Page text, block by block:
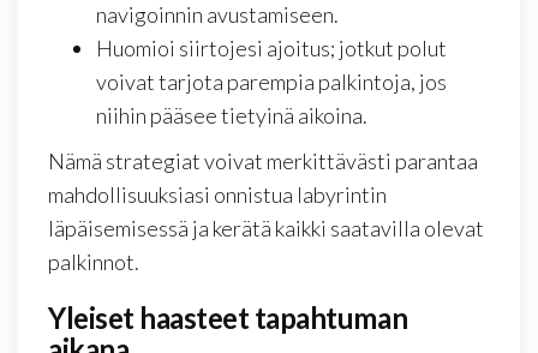
navigoinnin avustamiseen.
Huomioi siirtojesi ajoitus; jotkut polut
voivat tarjota parempia palkintoja, jos
niihin pääsee tietyinä aikoina.
Nämä strategiat voivat merkittävästi parantaa
mahdollisuuksiasi onnistua labyrintin
läpäisemisessä ja kerätä kaikki saatavilla olevat
palkinnot.
Yleiset haasteet tapahtuman